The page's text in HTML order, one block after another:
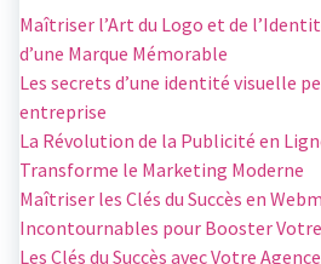
Maîtriser l’Art du Logo et de
d’une Marque Mémorable
Les secrets d’une identité visuelle
entreprise
La Révolution de la Publicité en
Transforme le Marketing Moderne
Maîtriser les Clés du Succès en
Incontournables pour Booster
Les Clés du Succès avec Votre